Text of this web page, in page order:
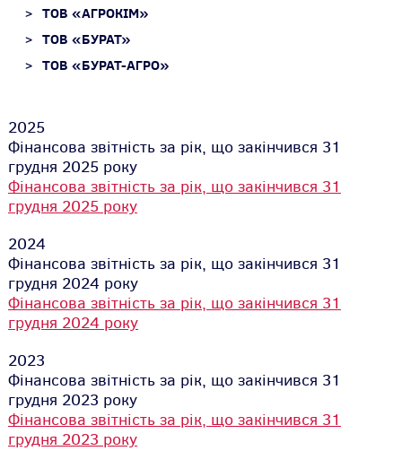
ТОВ «АГРОКІМ»
ТОВ «БУРАТ»
ТОВ «БУРАТ-АГРО»
2025
Фінансова звітність за рік, що закінчився 31
грудня 2025 року
Фінансова звітність за рік, що закінчився 31
грудня 2025 року
2024
Фінансова звітність за рік, що закінчився 31
грудня 2024 року
Фінансова звітність за рік, що закінчився 31
грудня 2024 року
2023
Фінансова звітність за рік, що закінчився 31
грудня 2023 року
Фінансова звітність за рік, що закінчився 31
грудня 2023 року